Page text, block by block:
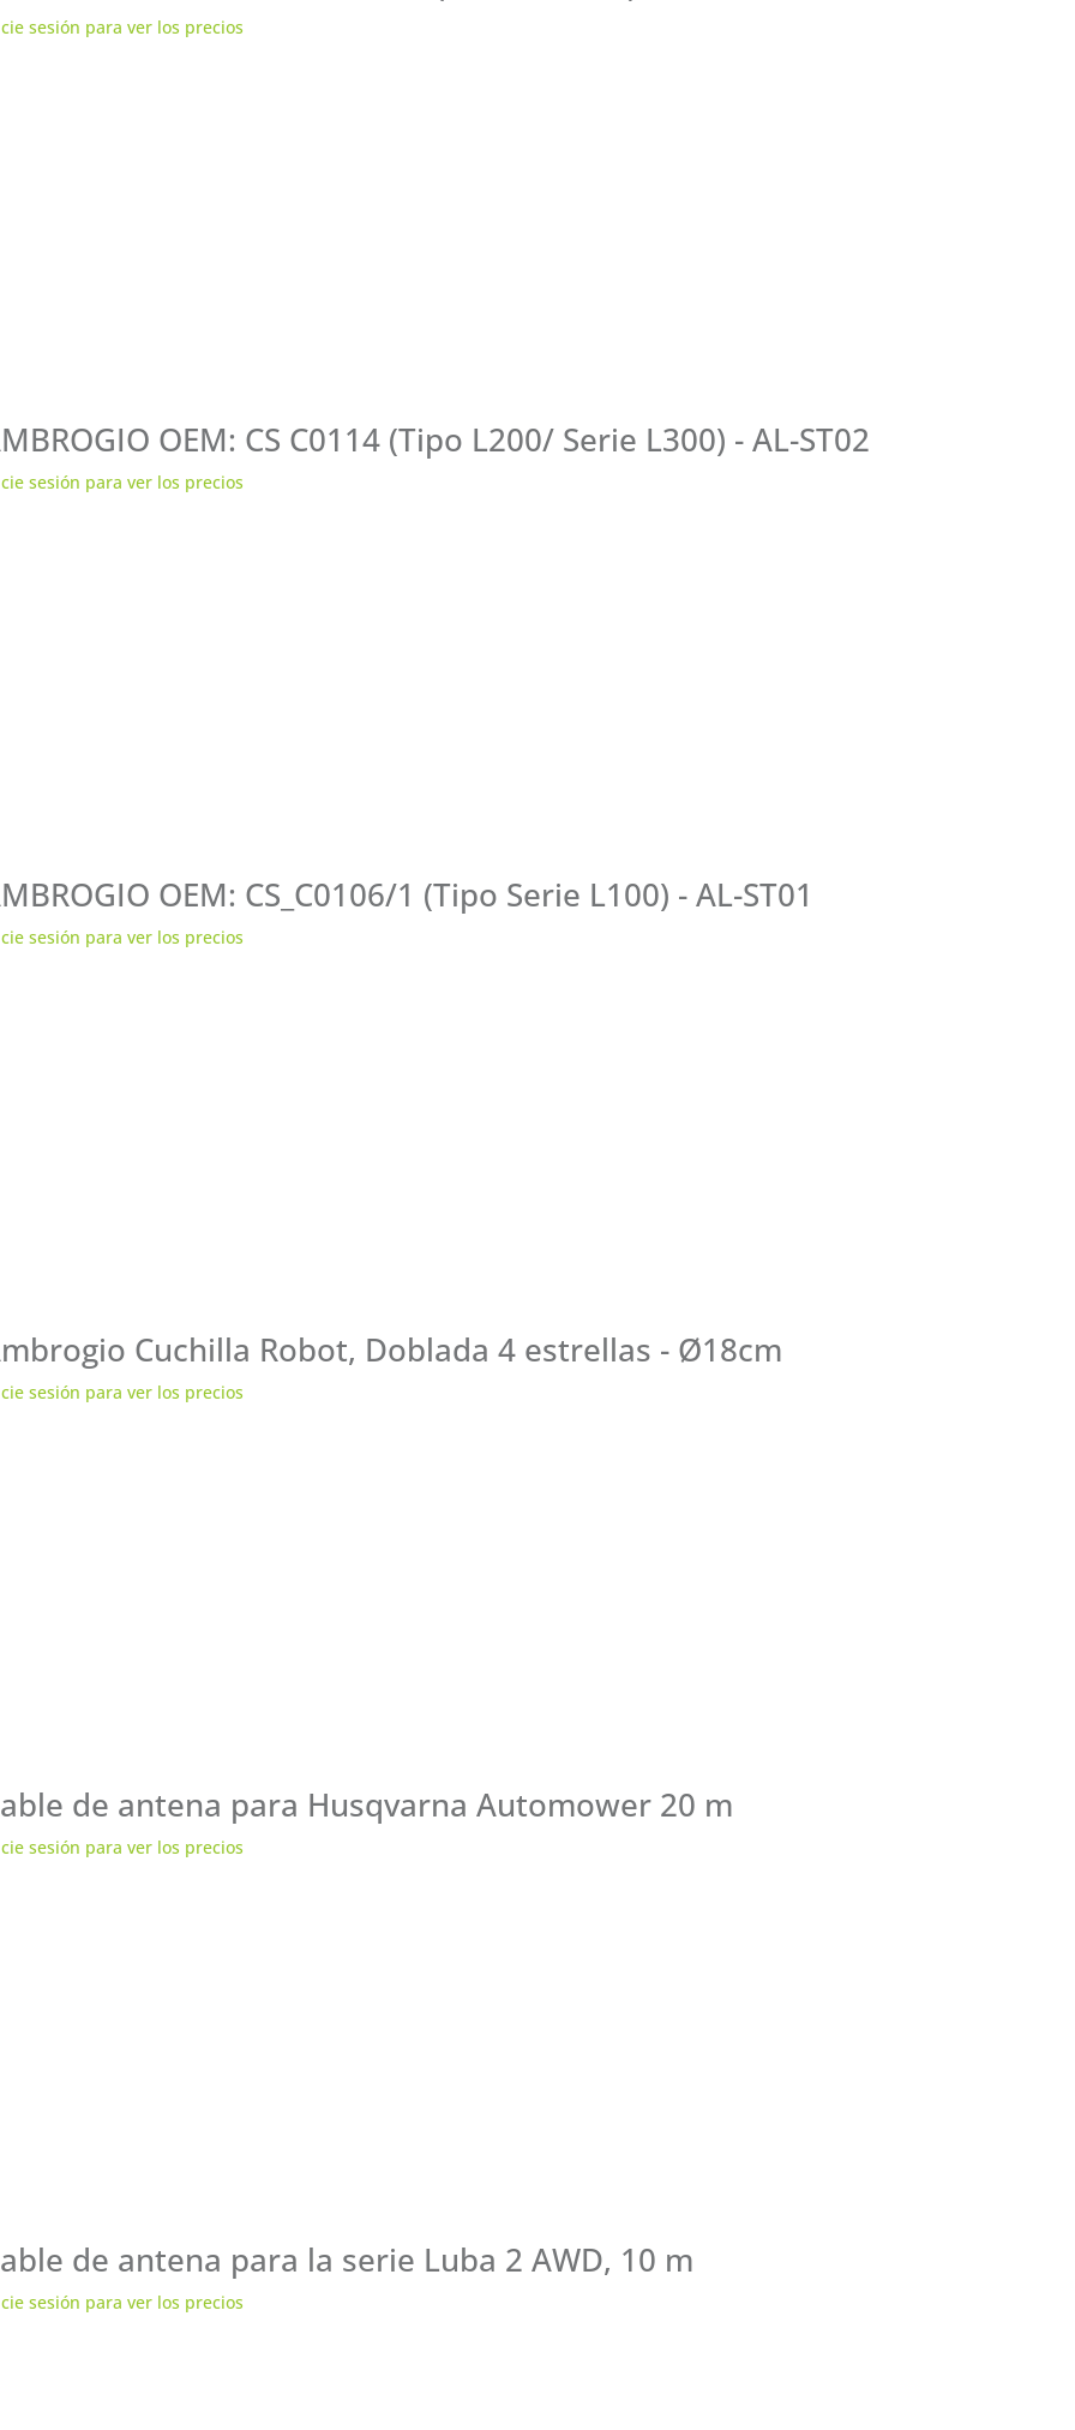
sesión para ver los precios
OEM: CS C0114 (Tipo L200/ Serie L300) - AL-ST02
sesión para ver los precios
OEM: CS_C0106/1 (Tipo Serie L100) - AL-ST01
sesión para ver los precios
Cuchilla Robot, Doblada 4 estrellas - Ø18cm
sesión para ver los precios
de antena para Husqvarna Automower 20 m
sesión para ver los precios
de antena para la serie Luba 2 AWD, 10 m
sesión para ver los precios